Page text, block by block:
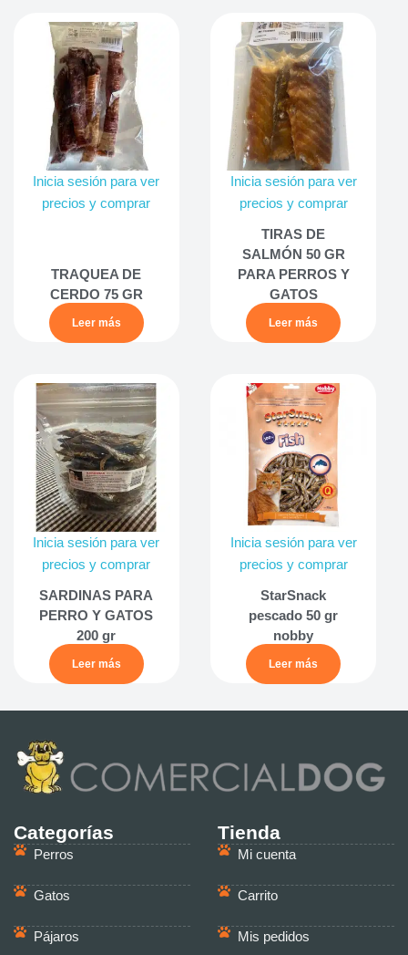
Inicia sesión para ver
precios y comprar
TRAQUEA DE
CERDO 75 GR
Leer más
Inicia sesión para ver
precios y comprar
TIRAS DE
SALMÓN 50 GR
PARA PERROS Y
GATOS
Leer más
Inicia sesión para ver
precios y comprar
SARDINAS PARA
PERRO Y GATOS
200 gr
Leer más
Inicia sesión para ver
precios y comprar
StarSnack
pescado 50 gr
nobby
Leer más
Categorías
Perros
Gatos
Pájaros
Tienda
Mi cuenta
Carrito
Mis pedidos